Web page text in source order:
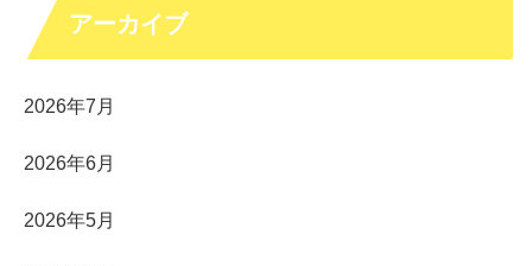
アーカイブ
2026年7月
2026年6月
2026年5月